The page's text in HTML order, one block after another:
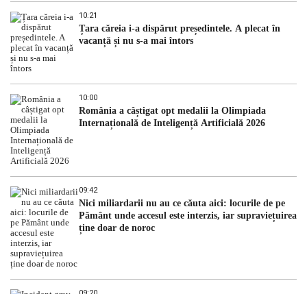
10:21
Țara căreia i-a dispărut președintele. A plecat în
vacanță și nu s-a mai întors
10:00
România a câștigat opt medalii la Olimpiada
Internațională de Inteligență Artificială 2026
09:42
Nici miliardarii nu au ce căuta aici: locurile de pe
Pământ unde accesul este interzis, iar supraviețuirea
ține doar de noroc